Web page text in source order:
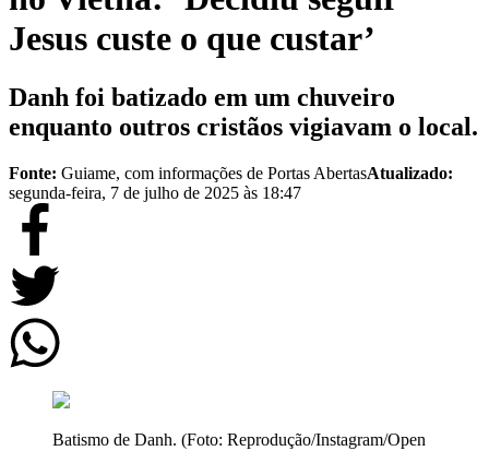
Jesus custe o que custar’
Danh foi batizado em um chuveiro
enquanto outros cristãos vigiavam o local.
Fonte: Guiame, com informações de Portas AbertasAtualizado:
segunda-feira, 7 de julho de 2025 às 18:47
Batismo de Danh. (Foto: Reprodução/Instagram/Open